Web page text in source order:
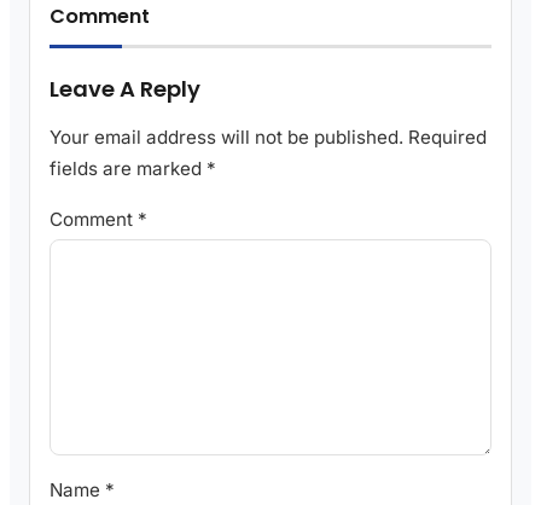
Comment
Leave A Reply
Your email address will not be published. Required
fields are marked *
Comment *
Name *